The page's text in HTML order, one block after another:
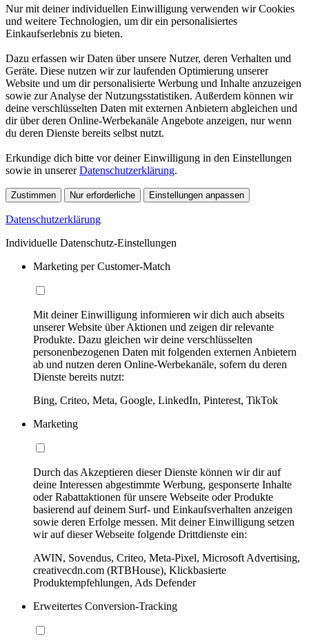
Nur mit deiner individuellen Einwilligung verwenden wir Cookies
und weitere Technologien, um dir ein personalisiertes
Einkaufserlebnis zu bieten.
Dazu erfassen wir Daten über unsere Nutzer, deren Verhalten und
Geräte. Diese nutzen wir zur laufenden Optimierung unserer
Website und um dir personalisierte Werbung und Inhalte anzuzeigen
sowie zur Analyse der Nutzungsstatistiken. Außerdem können wir
deine verschlüsselten Daten mit externen Anbietern abgleichen und
dir über deren Online-Werbekanäle Angebote anzeigen, nur wenn
du deren Dienste bereits selbst nutzt.
Erkundige dich bitte vor deiner Einwilligung in den Einstellungen
sowie in unsererDatenschutzerklärung.
Zustimmen Nur erforderliche Einstellungen anpassen
Datenschutzerklärung
Individuelle Datenschutz-Einstellungen
Marketing per Customer-Match
Mit deiner Einwilligung informieren wir dich auch abseits
unserer Website über Aktionen und zeigen dir relevante
Produkte. Dazu gleichen wir deine verschlüsselten
personenbezogenen Daten mit folgenden externen Anbietern
ab und nutzen deren Online-Werbekanäle, sofern du deren
Dienste bereits nutzt:
Bing, Criteo, Meta, Google, LinkedIn, Pinterest, TikTok
Marketing
Durch das Akzeptieren dieser Dienste können wir dir auf
deine Interessen abgestimmte Werbung, gesponserte Inhalte
oder Rabattaktionen für unsere Webseite oder Produkte
basierend auf deinem Surf- und Einkaufsverhalten anzeigen
sowie deren Erfolge messen. Mit deiner Einwilligung setzen
wir auf dieser Webseite folgende Drittdienste ein:
AWIN, Sovendus, Criteo, Meta-Pixel, Microsoft Advertising,
creativecdn.com (RTBHouse), Klickbasierte
Produktempfehlungen, Ads Defender
Erweitertes Conversion-Tracking